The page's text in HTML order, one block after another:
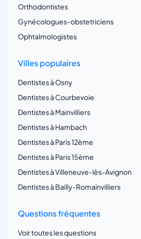
Orthodontistes
Gynécologues-obstetriciens
Ophtalmologistes
Villes populaires
Dentistes à Osny
Dentistes à Courbevoie
Dentistes à Mainvilliers
Dentistes à Hambach
Dentistes à Paris 12ème
Dentistes à Paris 15ème
Dentistes à Villeneuve-lès-Avignon
Dentistes à Bailly-Romainvilliers
Questions fréquentes
Voir toutes les questions